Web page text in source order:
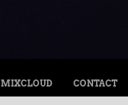
MIXCLOUD CONTACT